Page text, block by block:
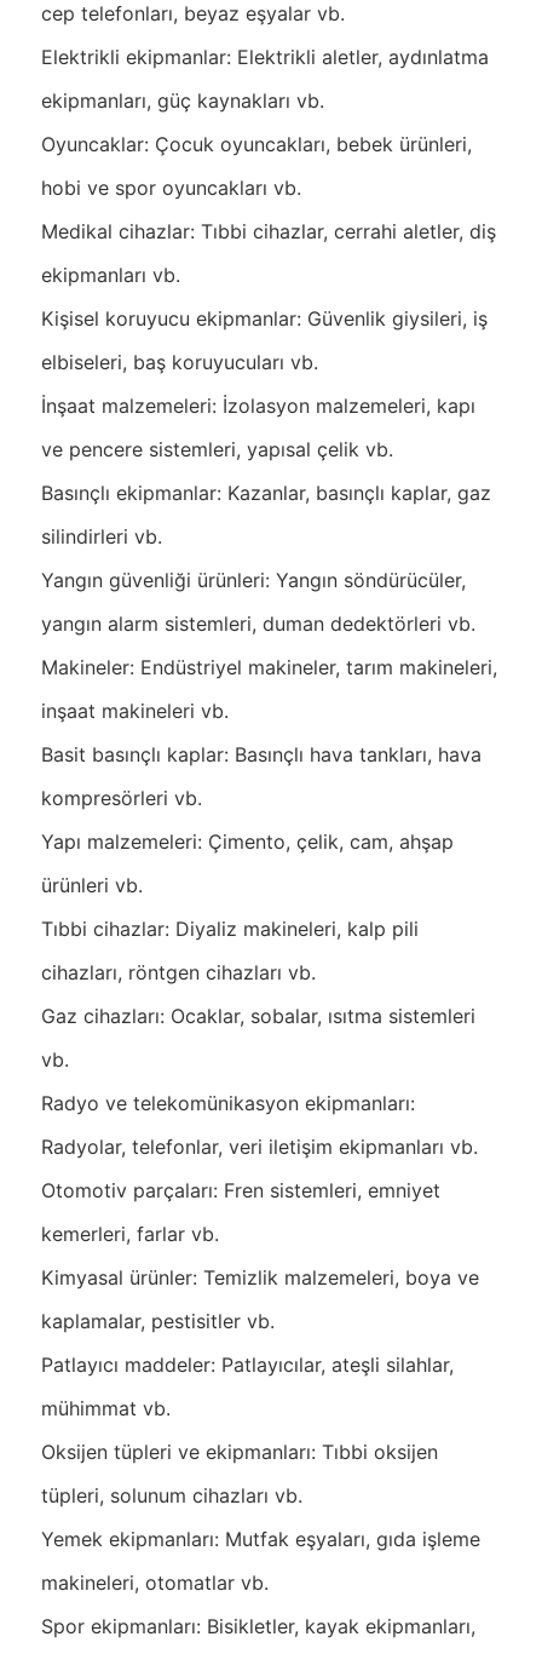
cep telefonları, beyaz eşyalar vb.
Elektrikli ekipmanlar: Elektrikli aletler, aydınlatma
ekipmanları, güç kaynakları vb.
Oyuncaklar: Çocuk oyuncakları, bebek ürünleri,
hobi ve spor oyuncakları vb.
Medikal cihazlar: Tıbbi cihazlar, cerrahi aletler, diş
ekipmanları vb.
Kişisel koruyucu ekipmanlar: Güvenlik giysileri, iş
elbiseleri, baş koruyucuları vb.
İnşaat malzemeleri: İzolasyon malzemeleri, kapı
ve pencere sistemleri, yapısal çelik vb.
Basınçlı ekipmanlar: Kazanlar, basınçlı kaplar, gaz
silindirleri vb.
Yangın güvenliği ürünleri: Yangın söndürücüler,
yangın alarm sistemleri, duman dedektörleri vb.
Makineler: Endüstriyel makineler, tarım makineleri,
inşaat makineleri vb.
Basit basınçlı kaplar: Basınçlı hava tankları, hava
kompresörleri vb.
Yapı malzemeleri: Çimento, çelik, cam, ahşap
ürünleri vb.
Tıbbi cihazlar: Diyaliz makineleri, kalp pili
cihazları, röntgen cihazları vb.
Gaz cihazları: Ocaklar, sobalar, ısıtma sistemleri
vb.
Radyo ve telekomünikasyon ekipmanları:
Radyolar, telefonlar, veri iletişim ekipmanları vb.
Otomotiv parçaları: Fren sistemleri, emniyet
kemerleri, farlar vb.
Kimyasal ürünler: Temizlik malzemeleri, boya ve
kaplamalar, pestisitler vb.
Patlayıcı maddeler: Patlayıcılar, ateşli silahlar,
mühimmat vb.
Oksijen tüpleri ve ekipmanları: Tıbbi oksijen
tüpleri, solunum cihazları vb.
Yemek ekipmanları: Mutfak eşyaları, gıda işleme
makineleri, otomatlar vb.
Spor ekipmanları: Bisikletler, kayak ekipmanları,